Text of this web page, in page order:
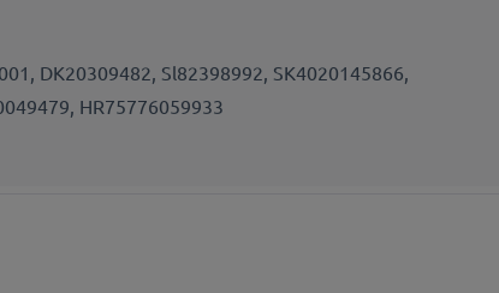
DK20309482, Sl82398992, SK4020145866,
HR75776059933